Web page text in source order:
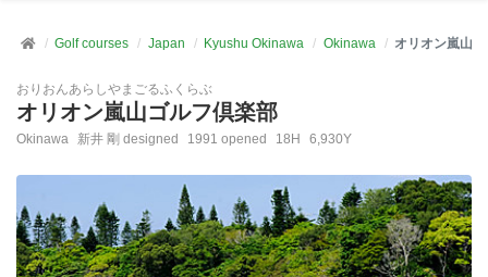
Golf courses Japan Kyushu Okinawa Okinawa オリオン嵐山
おりおんあらしやまごるふくらぶ
オリオン嵐山ゴルフ倶楽部
Okinawa 新井 剛 designed 1991 opened 18H 6,930Y